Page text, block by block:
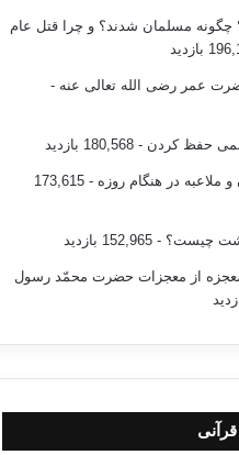
چگونه مسلمان شدند؟ و چرا قتل عام
عمر رضی الله تعالی عنه -
حفظ کردن - 180,568 بازدید
ملاعبه در هنگام روزه
- 173,615
چیست؟ - 152,965 بازدید
از معجزات حضرت محمّد رسول